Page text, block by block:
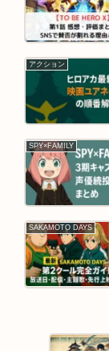
アクション
SPY×FAMILY
SAKAMOTO DAYS